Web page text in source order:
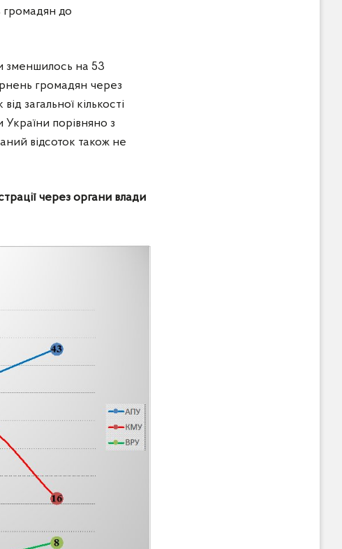
громадян до
зменшилось на 53
громадян через
загальної кількості
порівняно з
відсоток також не
через органи влади